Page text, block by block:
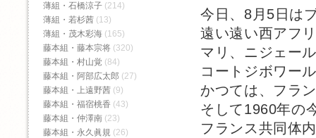
今日、8月5日は
遠い遠い西アフ
マリ、ニジェー
コートジボワー
かつては、フラ
そして1960年の
フランス共同体
薄組・石橋涼子 (214)
薄組・若杉茜 (13)
薄組・茂木彩海 (165)
藤本組・藤本宗将 (320)
藤本組・村山覚 (84)
藤本組・阿部広太郎 (27)
藤本組・上遠野茜 (9)
藤本組・福宿桃香‬ (43)
藤本組・仲澤南 (23)
藤本組・永久眞規 (26)